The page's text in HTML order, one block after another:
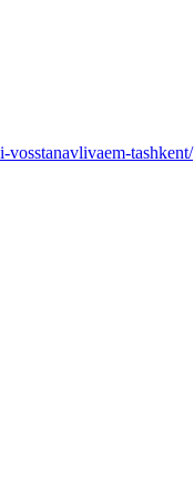
tashkent/